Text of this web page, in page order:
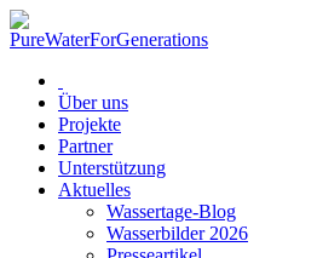
Über uns
Projekte
Partner
Unterstützung
Aktuelles
Wassertage-Blog
Wasserbilder 2026